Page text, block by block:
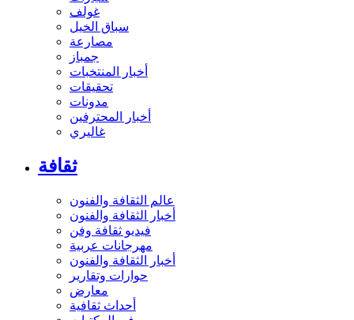
غولف
سباق الخيل
مصارعة
جمباز
أخبار المنتخبات
تحقيقات
مدونات
أخبار المحترفين
غاليري
ثقافة
عالم الثقافة والفنون
أخبار الثقافة والفنون
فيديو ثقافة وفن
مهرجانات عربية
أخبار الثقافة والفنون
حوارات وتقارير
معارض
أحداث ثقافية